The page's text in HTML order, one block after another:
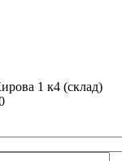
1 к4 (склад)